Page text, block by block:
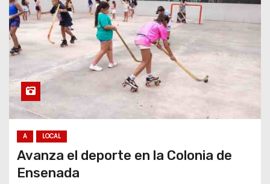
A LOCAL
Avanza el deporte en la Colonia de
Ensenada